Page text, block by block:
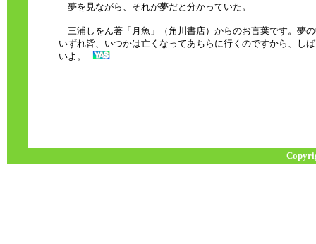
夢を見ながら、それが夢だと分かっていた。
三浦しをん著「月魚」（角川書店）からのお言葉です。夢
いずれ皆、いつかは亡くなってあちらに行くのですから、し
いよ。